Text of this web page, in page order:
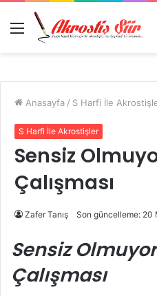
Menü
Anasayfa / S Harfi İle
S Harfi İle Akrostişler
Sensiz
Çalışması
Zafer Tanış Son güncelleme: 20
Sensiz
Çalışması